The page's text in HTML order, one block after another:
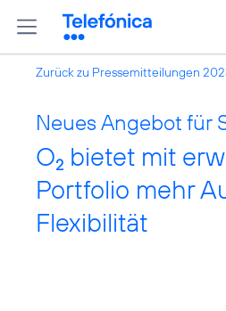
Zurück zu Pressemitteilungen
Neues Angebot für
O2 bietet mit
Portfolio mehr
Flexibilität